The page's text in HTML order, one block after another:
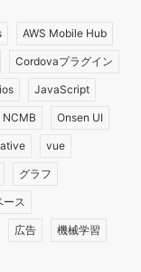
AWS Mobile Hub
Cordovaプラグイン
ios JavaScript
NCMB Onsen UI
vue
グラフ
ース
広告 機械学習